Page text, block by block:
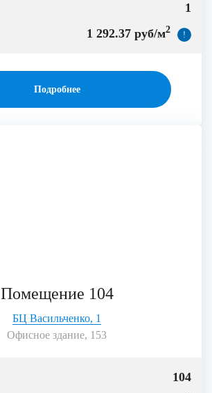
1
1 292.37 руб/м2 !
Подробнее
Помещение 104
БЦ Васильченко, 1
Офисное здание, 153
104